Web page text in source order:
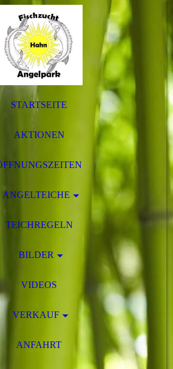
STARTSEITE
AKTIONEN
ANGELTEICHE
TEICHREGELN
BILDER
VIDEOS
VERKAUF
ANFAHRT